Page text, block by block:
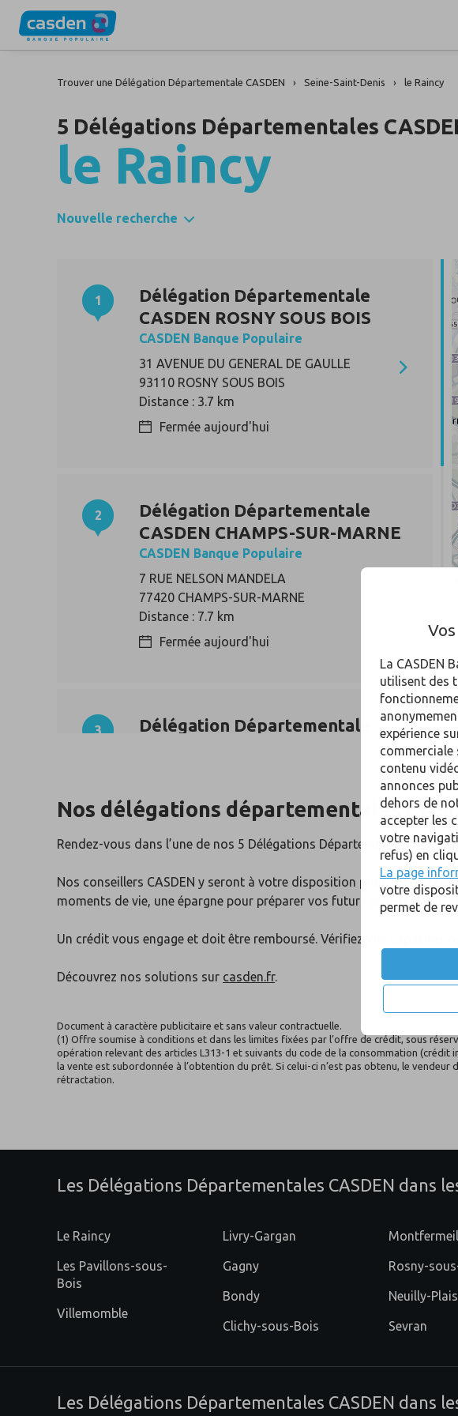
Trouver une Délégation Départementale CASDEN Seine-Saint-Denis le Raincy
5 Délégations Départementales
le Raincy
Nouvelle recherche
1
Délégation Départementale
CASDEN ROSNY SOUS BOIS
CASDEN Banque Populaire
31 AVENUE DU GENERAL DE GAULLE
93110 ROSNY SOUS BOIS
Distance : 3.7 km
Fermée aujourd'hui
2
Délégation Départementale
CASDEN CHAMPS-SUR-MARNE
CASDEN Banque Populaire
7 RUE NELSON MANDELA
77420 CHAMPS-SUR-MARNE
Distance : 7.7 km
Fermée aujourd'hui
3
Délégation Départementale
94000 CRETEIL
4
Délégation Départementale
CASDEN Banque Populaire
75006 PARIS
Distance : 16 km
Fermée aujourd'hui
Délégation Départementale
CASDEN NANTERRE
CASDEN Banque Populaire
ZAC Centre Sainte Geneviève
92000 NANTERRE
Fermée aujourd'hui
Nos délégations départementales
Rendez-vous dans l’une de nos 5 Délégations Départementalesà
Nos conseillers CASDEN y seront à votre disposition pour vous
moments de vie, une épargne pour préparer vos futurs projets ou un
Un crédit vous engage et doit être remboursé. Vérifiez vos capacités
Découvrez nos solutions sur casden.fr.
Document à caractère publicitaire et sans valeur contractuelle.
(1) Offre soumise à conditions et dans les limites fixées par l’offre de crédit, sous
opération relevant des articles L313-1 et suivants du code de la consommation (crédit
la vente est subordonnée à l’obtention du prêt. Si celui-ci n’est pas obtenu, le
rétractation.
Les Délégations Départementales CASDEN dans
Le Raincy
Les Pavillons-sous-
Bois
Villemomble
Livry-Gargan
Gagny
Bondy
Clichy-sous-Bois
Montfermeil
Rosny-
Neuilly-
Sevran
Les Délégations Départementales CASDEN dans
La CASDEN
utilisent des
expérience
contenu
annonces
dehors de
accepter les
votre
refus) en
La page
votre
permet de